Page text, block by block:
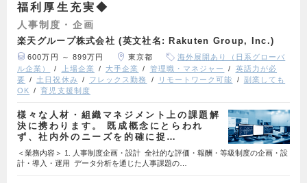
福利厚生充実◆
人事制度・企画
楽天グループ株式会社 (英文社名: Rakuten Group, Inc.)
600万円 ～ 899万円 東京都
海外展開あり（日系グローバ
ル企業）
上場企業 大手企業 管理職・マネジャー
英語力が必
要
土日祝休み フレックス勤務 リモートワーク可能
副業しても
OK
育児支援制度
様々な人材・組織マネジメント上の課題解
決に携わります。 既成概念にとらわれ
ず、社内外のニーズを的確に捉…
＜業務内容＞ 1. 人事制度企画・設計 全社的な評価・報酬・等級制度の企画・設
計・導入・運用 データ分析を通じた人事課題の…